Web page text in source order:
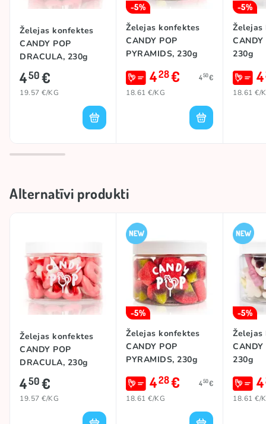
Želejas konfektes
CANDY POP
DRACULA, 230g
450€
19.57 €/KG
-5%
Želejas konfektes
CANDY POP
PYRAMIDS, 230g
428€ 450€
18.61 €/KG
-5%
Želejas
230g
4
18.61 €/
Alternatīvi produkti
Želejas konfektes
CANDY POP
DRACULA, 230g
450€
19.57 €/KG
-5%
Želejas konfektes
CANDY POP
PYRAMIDS, 230g
428€ 450€
18.61 €/KG
-5%
Želejas
230g
4
18.61 €/